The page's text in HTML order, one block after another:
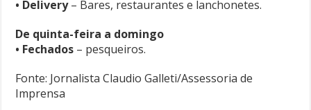
• Delivery– Bares, restaurantes e lanchonetes.
De quinta-feira a domingo
• Fechados – pesqueiros.
Fonte: Jornalista Claudio Galleti/Assessoria de
Imprensa